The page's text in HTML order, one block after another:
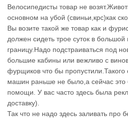
и реалии - бессонные ночи на
чине, что выезжая с границы
чей), такому усталому водителю
мобилем.
По этой же причине
Кстати, животные у нас едут
й...
Велосипедисты товар не
основном на убой (свиньи,крс)как
Вы возите такой же товар как и
должен сидеть трое суток в
границу.Надо подстраиваться под
большие кабины или вежливо с
фурщиков что бы
машин раньше не было,а сейчас
помощи. У вас часто здесь была
доставку).
Так что не надо здесь заливать про